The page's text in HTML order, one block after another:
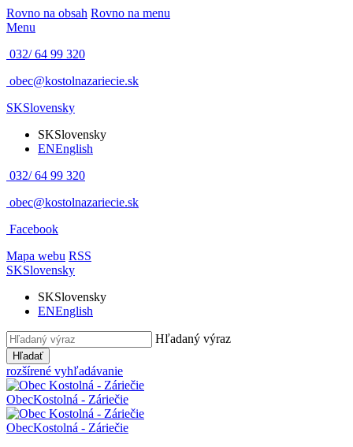
Rovno na obsah Rovno na menu
Menu
032/ 64 99 320
obec@kostolnazariecie.sk
SKSlovensky
SKSlovensky
ENEnglish
032/ 64 99 320
obec@kostolnazariecie.sk
Facebook
Mapa webu RSS
SKSlovensky
SKSlovensky
ENEnglish
Hľadaný výraz
Hľadať
rozšírené vyhľadávanie
ObecKostolná - Záriečie
ObecKostolná - Záriečie